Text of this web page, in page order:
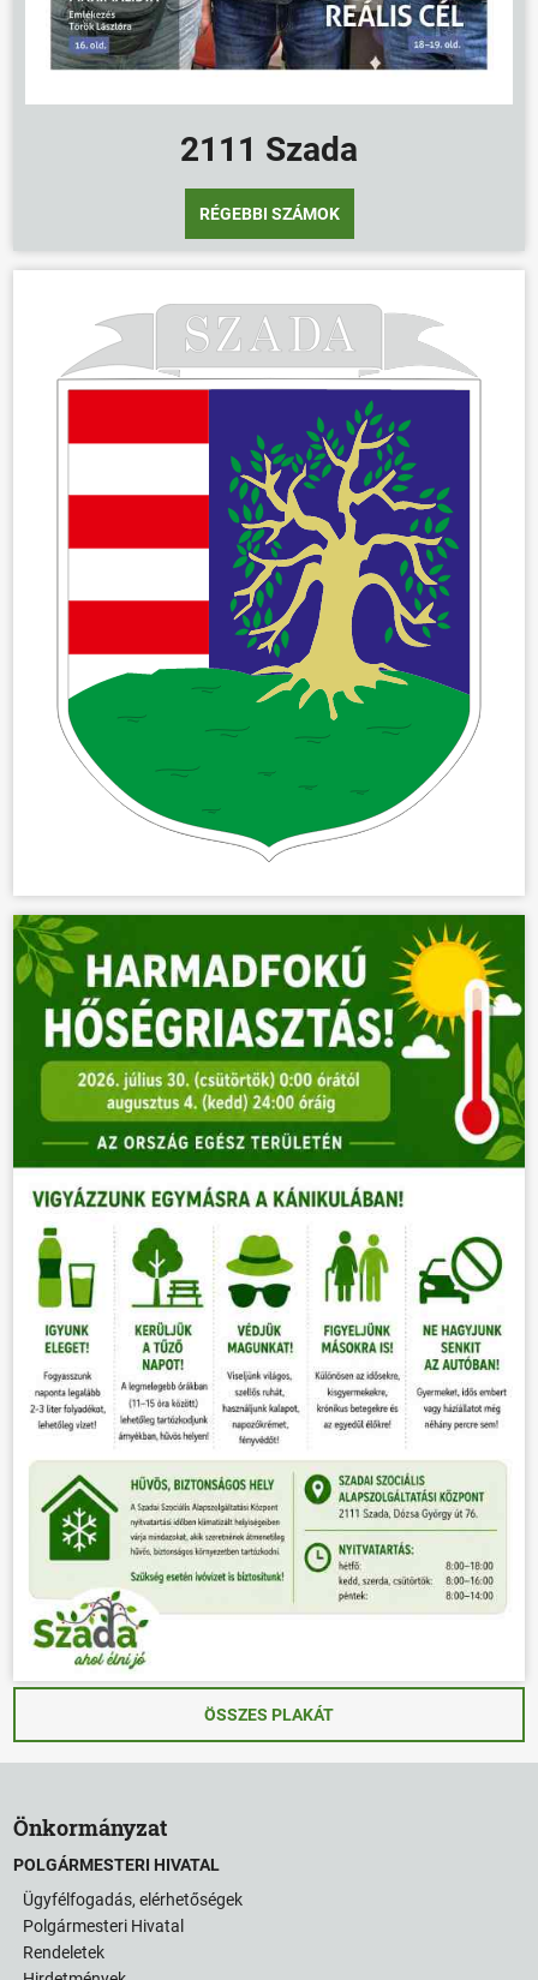
ÜGYINTÉZÉS
KÖZÖSSÉG
HÍREK
VÁLASZTÁSOK
2111 Szada
RÉGEBBI SZÁMOK
ÖSSZES PLAKÁT
Önkormányzat
POLGÁRMESTERI HIVATAL
Ügyfélfogadás, elérhetőségek
Polgármesteri Hivatal
Rendeletek